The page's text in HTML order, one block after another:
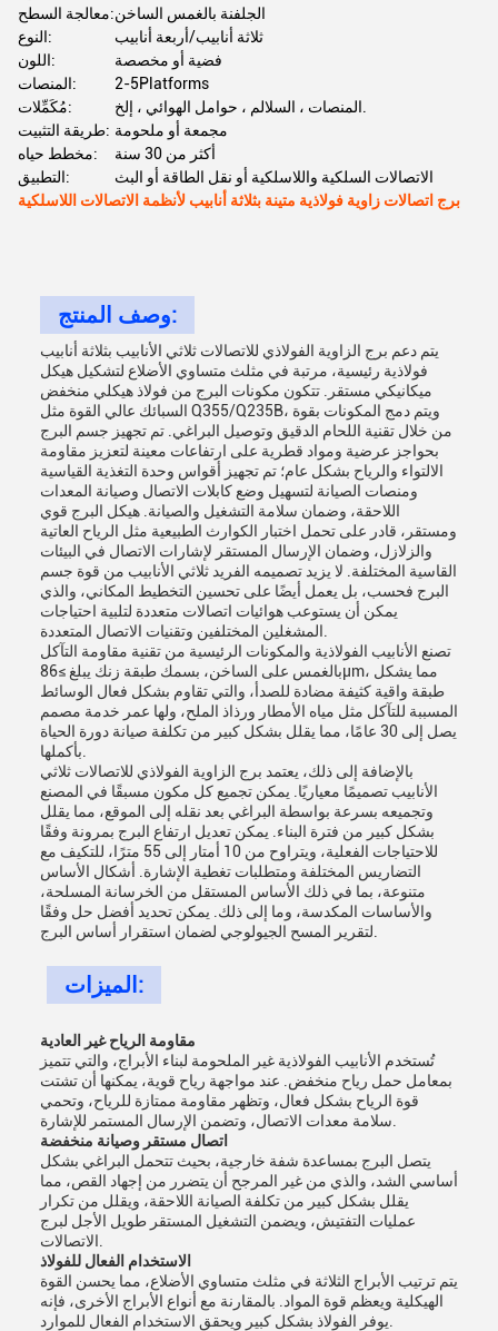
معالجة السطح:الجلفنة بالغمس الساخن
النوع:
ثلاثة أنابيب/أربعة أنابيب
اللون:
فضية أو مخصصة
المنصات:
2-5Platforms
مُكَمِّلات:
المنصات ، السلالم ، حوامل الهوائي ، إلخ.
طريقة التثبيت: مجمعة أو ملحومة
مخطط حياه:
أكثر من 30 سنة
التطبيق:
الاتصالات السلكية واللاسلكية أو نقل الطاقة أو البث
برج اتصالات زاوية فولاذية متينة بثلاثة أنابيب لأنظمة الاتصالات اللاسلكية
وصف المنتج:
يتم دعم برج الزاوية الفولاذي للاتصالات ثلاثي الأنابيب بثلاثة أنابيب
فولاذية رئيسية، مرتبة في مثلث متساوي الأضلاع لتشكيل هيكل
ميكانيكي مستقر. تتكون مكونات البرج من فولاذ هيكلي منخفض
السبائك عالي القوة مثل Q355/Q235B، ويتم دمج المكونات بقوة
من خلال تقنية اللحام الدقيق وتوصيل البراغي. تم تجهيز جسم البرج
بحواجز عرضية ومواد قطرية على ارتفاعات معينة لتعزيز مقاومة
الالتواء والرياح بشكل عام؛ تم تجهيز أقواس وحدة التغذية القياسية
ومنصات الصيانة لتسهيل وضع كابلات الاتصال وصيانة المعدات
اللاحقة، وضمان سلامة التشغيل والصيانة. هيكل البرج قوي
ومستقر، قادر على تحمل اختبار الكوارث الطبيعية مثل الرياح العاتية
والزلازل، وضمان الإرسال المستقر لإشارات الاتصال في البيئات
القاسية المختلفة. لا يزيد تصميمه الفريد ثلاثي الأنابيب من قوة جسم
البرج فحسب، بل يعمل أيضًا على تحسين التخطيط المكاني، والذي
يمكن أن يستوعب هوائيات اتصالات متعددة لتلبية احتياجات
تصنع الأنابيب الفولاذية والمكونات الرئيسية من تقنية مقاومة التآكل
بالغمس على الساخن، بسمك طبقة زنك يبلغ ≥86μm، مما يشكل
طبقة واقية كثيفة مضادة للصدأ، والتي تقاوم بشكل فعال الوسائط
المسببة للتآكل مثل مياه الأمطار ورذاذ الملح، ولها عمر خدمة مصمم
يصل إلى 30 عامًا، مما يقلل بشكل كبير من تكلفة صيانة دورة الحياة
بالإضافة إلى ذلك، يعتمد برج الزاوية الفولاذي للاتصالات ثلاثي
الأنابيب تصميمًا معياريًا. يمكن تجميع كل مكون مسبقًا في المصنع
وتجميعه بسرعة بواسطة البراغي بعد نقله إلى الموقع، مما يقلل
بشكل كبير من فترة البناء. يمكن تعديل ارتفاع البرج بمرونة وفقًا
للاحتياجات الفعلية، ويتراوح من 10 أمتار إلى 55 مترًا، للتكيف مع
التضاريس المختلفة ومتطلبات تغطية الإشارة. أشكال الأساس
متنوعة، بما في ذلك الأساس المستقل من الخرسانة المسلحة،
والأساسات المكدسة، وما إلى ذلك. يمكن تحديد أفضل حل وفقًا
الميزات:
مقاومة الرياح غير العادية
تُستخدم الأنابيب الفولاذية غير الملحومة لبناء الأبراج، والتي تتميز
بمعامل حمل رياح منخفض. عند مواجهة رياح قوية، يمكنها أن تشتت
قوة الرياح بشكل فعال، وتظهر مقاومة ممتازة للرياح، وتحمي
اتصال مستقر وصيانة منخفضة
يتصل البرج بمساعدة شفة خارجية، بحيث تتحمل البراغي بشكل
أساسي الشد، والذي من غير المرجح أن يتضرر من إجهاد القص، مما
يقلل بشكل كبير من تكلفة الصيانة اللاحقة، ويقلل من تكرار
عمليات التفتيش، ويضمن التشغيل المستقر طويل الأجل لبرج
الاستخدام الفعال للفولاذ
يتم ترتيب الأبراج الثلاثة في مثلث متساوي الأضلاع، مما يحسن القوة
الهيكلية ويعظم قوة المواد. بالمقارنة مع أنواع الأبراج الأخرى، فإنه